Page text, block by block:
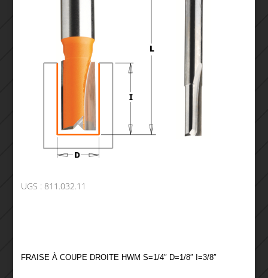
UGS : 811.032.11
FRAISE À COUPE DROITE HWM S=1/4″ D=1/8″ I=3/8″